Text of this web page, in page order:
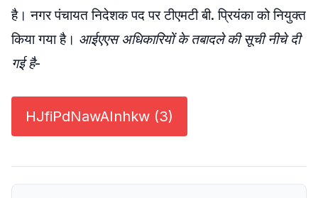
है। नगर पंचायत निदेशक पद पर टीएमटी बी. प्रियंका को नियुक्त
किया गया है। आईएएस अधिकारियों के तबादले की सूची नीचे दी
गई है-
HJfiPdNawAInhkw (3)